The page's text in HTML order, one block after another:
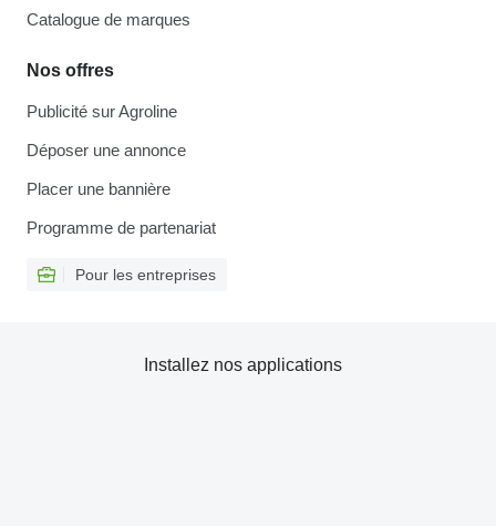
Catalogue de marques
Nos offres
Publicité sur Agroline
Déposer une annonce
Placer une bannière
Programme de partenariat
Pour les entreprises
Installez nos applications